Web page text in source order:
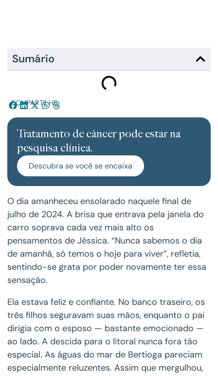
Sumário
COMPARTILHE:
Tratamento de câncer pode estar na
pesquisa clínica.
Descubra se você se encaixa
O dia amanheceu ensolarado naquele final de
julho de 2024. A brisa que entrava pela janela do
carro soprava cada vez mais alto os
pensamentos de Jéssica. “Nunca sabemos o dia
de amanhã, só temos o hoje para viver”, refletia,
sentindo-se grata por poder novamente ter essa
sensação.
Ela estava feliz e confiante. No banco traseiro, os
três filhos seguravam suas mãos, enquanto o pai
dirigia com o esposo — bastante emocionado —
ao lado. A descida para o litoral nunca fora tão
especial. As águas do mar de Bertioga pareciam
especialmente reluzentes. Assim que mergulhou,